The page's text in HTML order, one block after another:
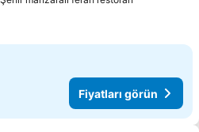
Fiyatları görün